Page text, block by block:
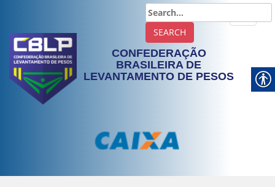
CONFEDERAÇÃO
BRASILEIRA DE
LEVANTAMENTO DE PESOS